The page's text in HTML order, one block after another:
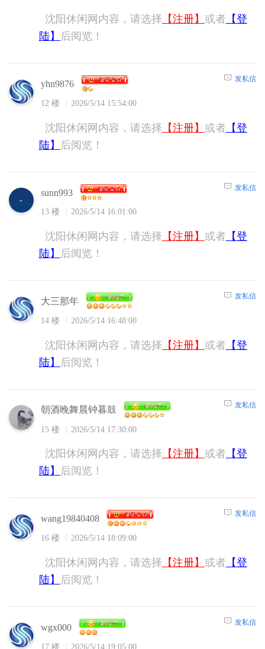
沈阳休闲网内容，请选择 【注册】 或者 【登
陆】
后阅览！
yhn9876
12 楼 2026/5/14 15:54:00
发私信
沈阳休闲网内容，请选择 【注册】 或者 【登
陆】
后阅览！
sunn993
13 楼 2026/5/14 16:01:00
发私信
沈阳休闲网内容，请选择 【注册】 或者 【登
陆】
后阅览！
大三那年
14 楼 2026/5/14 16:48:00
发私信
沈阳休闲网内容，请选择 【注册】 或者 【登
陆】
后阅览！
朝酒晚舞晨钟暮鼓
15 楼 2026/5/14 17:30:00
发私信
沈阳休闲网内容，请选择 【注册】 或者 【登
陆】
后阅览！
wang19840408
16 楼 2026/5/14 18:09:00
发私信
沈阳休闲网内容，请选择 【注册】 或者 【登
陆】
后阅览！
wgx000
17 楼 2026/5/14 19:05:00
发私信